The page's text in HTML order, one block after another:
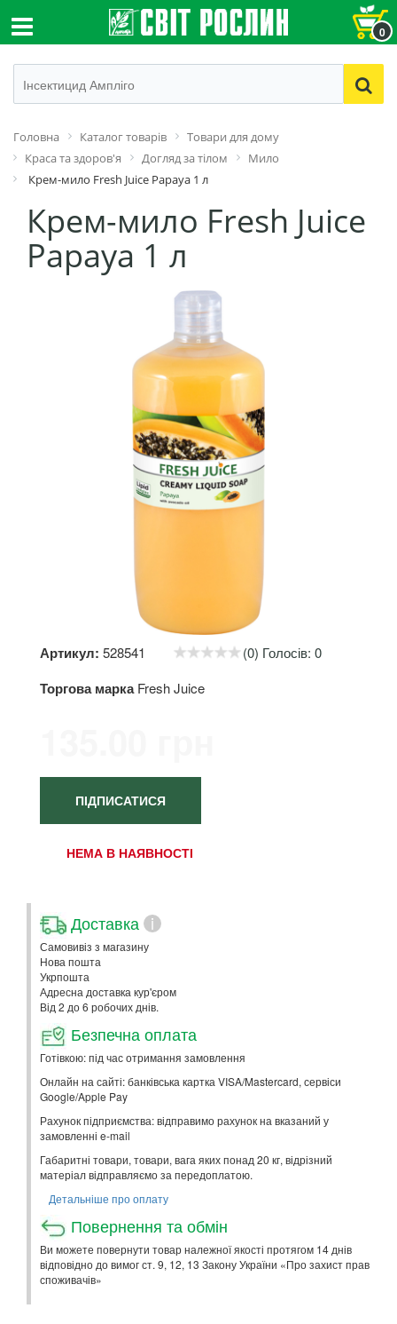
0
Головна Каталог товарів
Товари для дому
Краса та здоров'я
Догляд за тілом
Мило
Крем-мило Fresh Juice Papaya 1 л
Крем-мило Fresh Juice
Papaya 1 л
Артикул: 528541 (0) Голосів: 0
Торгова марка Fresh Juice
ПІДПИСАТИСЯ
НЕМА В НАЯВНОСТІ
Доставка i
Самовивіз з магазину
Нова пошта
Укрпошта
Адресна доставка кур'єром
Від 2 до 6 робочих днів.
Безпечна оплата
Готівкою: під час отримання замовлення
Онлайн на сайті: банківська картка VISA/Mastercard, сервіси
Google/Apple Pay
Рахунок підприємства: відправимо рахунок на вказаний у
замовленні e-mail
Габаритні товари, товари, вага яких понад 20 кг, відрізний
матеріал відправляємо за передоплатою.
Детальніше про оплату
Повернення та обмін
Ви можете повернути товар належної якості протягом 14 днів
відповідно до вимог ст. 9, 12, 13 Закону України «Про захист прав
споживачів»